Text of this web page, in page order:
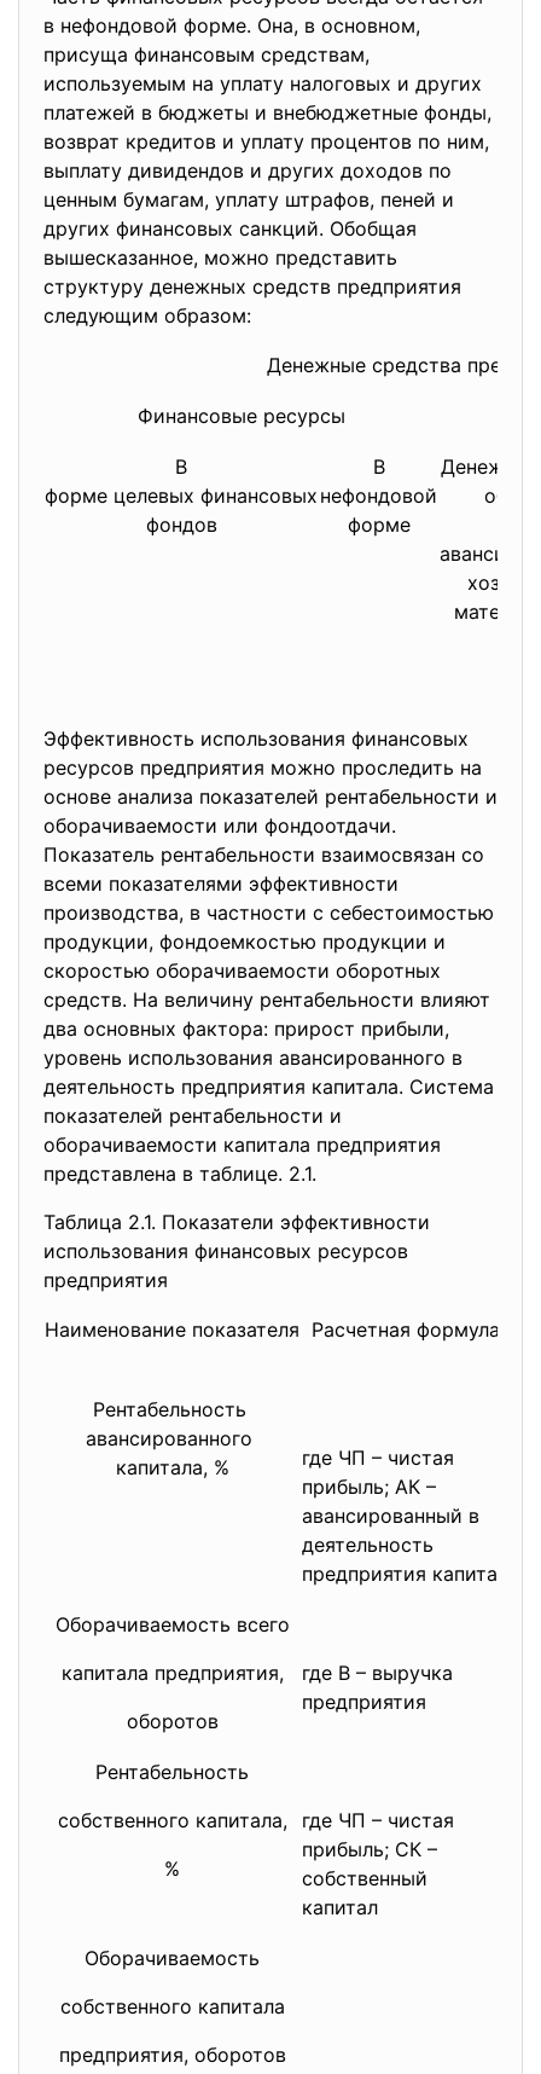
в нефондовой форме. Она, в основном,
присуща финансовым средствам,
используемым на уплату налоговых и других
платежей в бюджеты и внебюджетные фонды,
возврат кредитов и уплату процентов по ним,
выплату дивидендов и других доходов по
ценным бумагам, уплату штрафов, пеней и
других финансовых санкций. Обобщая
вышесказанное, можно представить
структуру денежных средств предприятия
следующим образом:
Денежные средства
Финансовые ресурсы
В
форме целевых финансовых
фондов
В
нефондовой
форме
Эффективность использования финансовых
ресурсов предприятия можно проследить на
основе анализа показателей рентабельности и
оборачиваемости или фондоотдачи.
Показатель рентабельности взаимосвязан со
всеми показателями эффективности
производства, в частности с себестоимостью
продукции, фондоемкостью продукции и
скоростью оборачиваемости оборотных
средств. На величину рентабельности влияют
два основных фактора: прирост прибыли,
уровень использования авансированного в
деятельность предприятия капитала. Система
показателей рентабельности и
оборачиваемости капитала предприятия
представлена в таблице. 2.1.
Таблица 2.1. Показатели эффективности
использования финансовых ресурсов
предприятия
Наименование показателя Расчетная формула
Рентабельность
авансированного
капитала, %
где ЧП – чистая
прибыль; АК –
авансированный в
деятельность
предприятия капитал
Оборачиваемость всего
капитала предприятия,
оборотов
где В – выручка
предприятия
Рентабельность
собственного капитала,
%
где ЧП – чистая
прибыль; СК –
собственный
капитал
Оборачиваемость
собственного капитала
предприятия, оборотов